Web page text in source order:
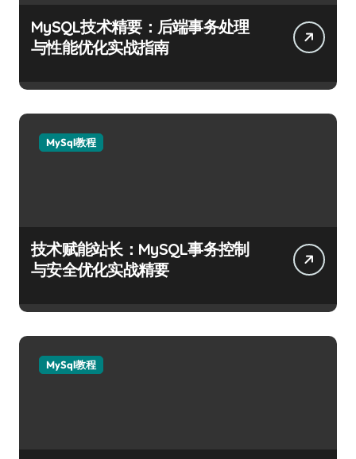
MySQL技术精要：后端事务处理
与性能优化实战指南
MySql教程
技术赋能站长：MySQL事务控制
与安全优化实战精要
MySql教程